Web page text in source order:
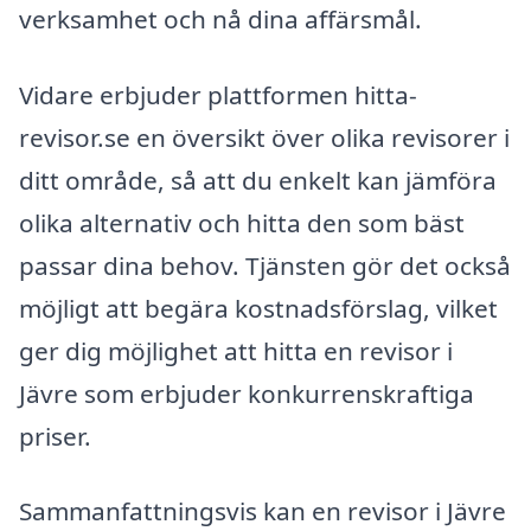
verksamhet och nå dina affärsmål.
Vidare erbjuder plattformen hitta-
revisor.se en översikt över olika revisorer i
ditt område, så att du enkelt kan jämföra
olika alternativ och hitta den som bäst
passar dina behov. Tjänsten gör det också
möjligt att begära kostnadsförslag, vilket
ger dig möjlighet att hitta en revisor i
Jävre som erbjuder konkurrenskraftiga
priser.
Sammanfattningsvis kan en revisor i Jävre